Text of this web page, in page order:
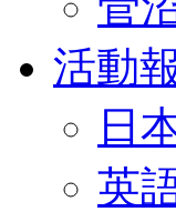
活動
日
英